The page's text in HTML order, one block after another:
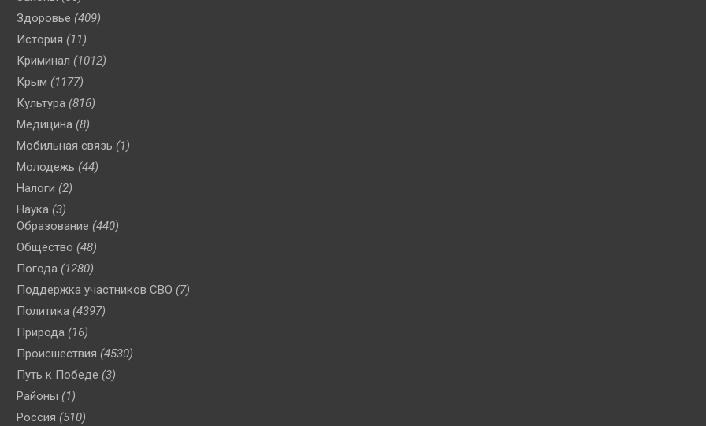
Здоровье (409)
История (11)
Криминал (1012)
Крым (1177)
Культура (816)
Медицина (8)
Мобильная связь (1)
Молодежь (44)
Налоги (2)
Наука (3)
Образование (440)
Общество (48)
Погода (1280)
Поддержка участников СВО (7)
Политика (4397)
Природа (16)
Происшествия (4530)
Путь к Победе (3)
Районы (1)
Россия (510)